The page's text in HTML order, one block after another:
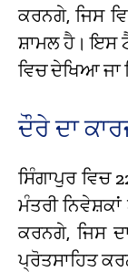
ਕਰਨਗੇ, ਜਿਸ
ਸ਼ਾਮਲ ਹੈ। ਇਸ
ਵਿਚ ਦੇਖਿਆ ਜਾ
ਦੌਰੇ ਦਾ
ਸਿੰਗਾਪੁਰ ਵਿਚ
ਮੰਤਰੀ
ਕਰਨਗੇ, ਜਿਸ
ਪ੍ਰੋਤਸਾਹਿਤ